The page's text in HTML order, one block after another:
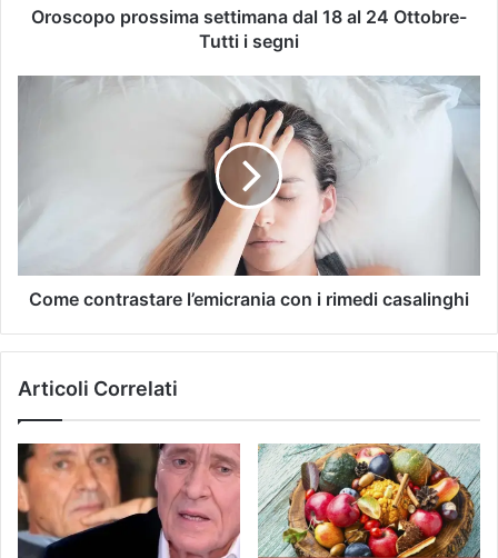
Oroscopo prossima settimana dal 18 al 24 Ottobre-
Tutti i segni
Come contrastare l’emicrania con i rimedi casalinghi
Articoli Correlati